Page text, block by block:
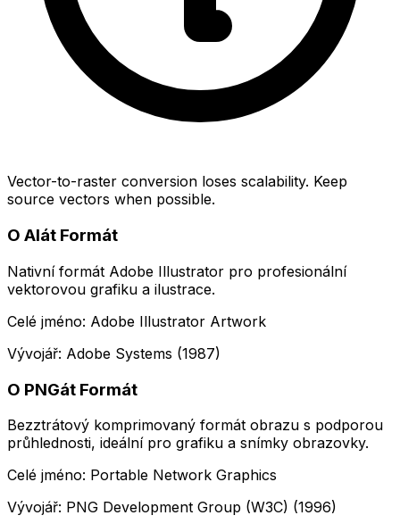
Vector-to-raster conversion loses scalability. Keep
source vectors when possible.
O AIát Formát
Nativní formát Adobe Illustrator pro profesionální
vektorovou grafiku a ilustrace.
Celé jméno: Adobe Illustrator Artwork
Vývojář: Adobe Systems (1987)
O PNGát Formát
Bezztrátový komprimovaný formát obrazu s podporou
průhlednosti, ideální pro grafiku a snímky obrazovky.
Celé jméno: Portable Network Graphics
Vývojář: PNG Development Group (W3C) (1996)